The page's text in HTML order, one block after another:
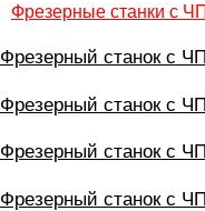
Фрезерные станки с
Фрезерный станок с
Фрезерный станок с
Фрезерный станок с
Фрезерный станок с